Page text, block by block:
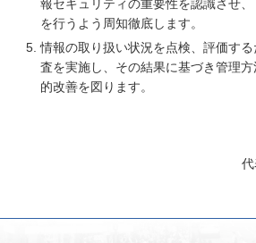
報セキュリティの重要性を認識させ
を行うよう周知徹底します。
情報の取り扱い状況を点検、評価す
査を実施し、その結果に基づき管理
的改善を図ります。